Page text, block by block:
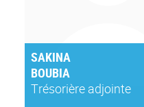
SAKINA
BOUBIA
Trésorière adjointe